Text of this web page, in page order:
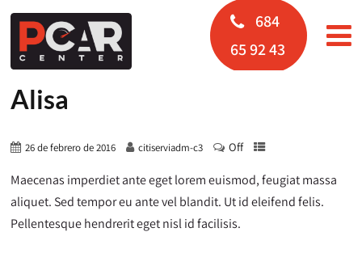
684
65 92 43
Alisa
26 de febrero de 2016 citiserviadm-c3 Off
Maecenas imperdiet ante eget lorem euismod, feugiat massa
aliquet. Sed tempor eu ante vel blandit. Ut id eleifend felis.
Pellentesque hendrerit eget nisl id facilisis.